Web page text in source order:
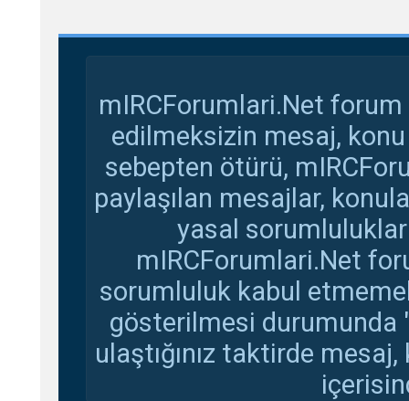
mIRCForumlari.Net
edilmeksizin mesaj,
sebepten ötürü,
paylaşılan mesajlar,
yasal
mIRCForumlari.Net
sorumluluk kabul
gösterilmesi durumunda
ulaştığınız taktirde